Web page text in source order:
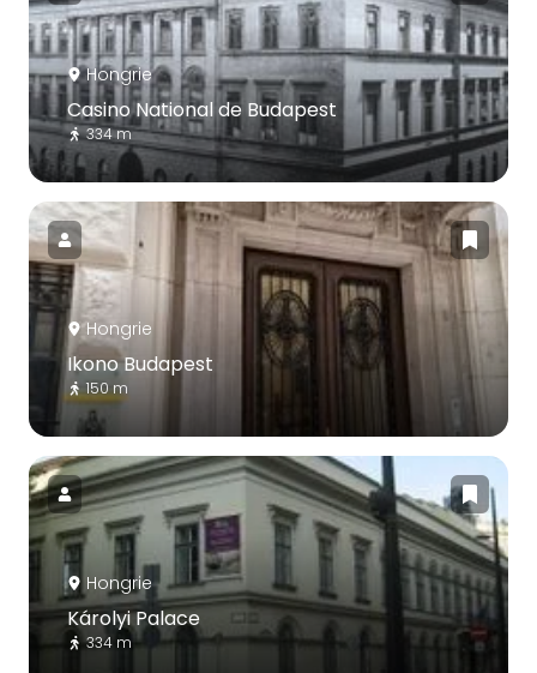
Hongrie
Casino National de Budapest
334 m
Hongrie
Ikono Budapest
150 m
Hongrie
Károlyi Palace
334 m